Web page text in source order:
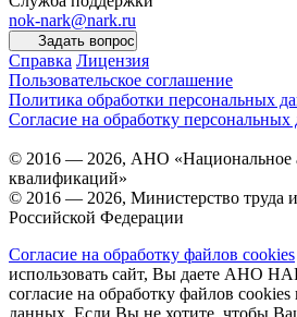
nok-nark@nark.ru
Задать вопрос
Справка Лицензия
Пользовательское соглашение
Политика обработки персональных
Согласие на обработку
© 2016 — 2026, АНО «Национальное
квалификаций»
© 2016 — 2026, Министерство труда
Российской Федерации
Согласие на обработку файлов cookies
использовать сайт, Вы даете АНО
согласие на обработку файлов cookies
данных. Если Вы не хотите, чтобы